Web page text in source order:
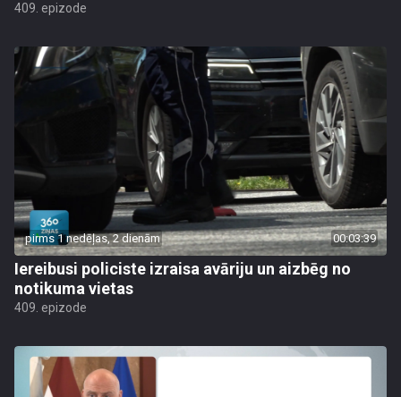
409. epizode
pirms 1 nedēļas, 2 dienām 00:03:39
Iereibusi policiste izraisa avāriju un aizbēg no
notikuma vietas
409. epizode